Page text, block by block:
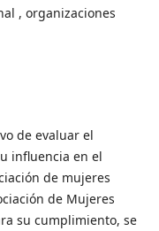
, organizaciones
de evaluar el
influencia en el
de mujeres
de Mujeres
su cumplimiento, se